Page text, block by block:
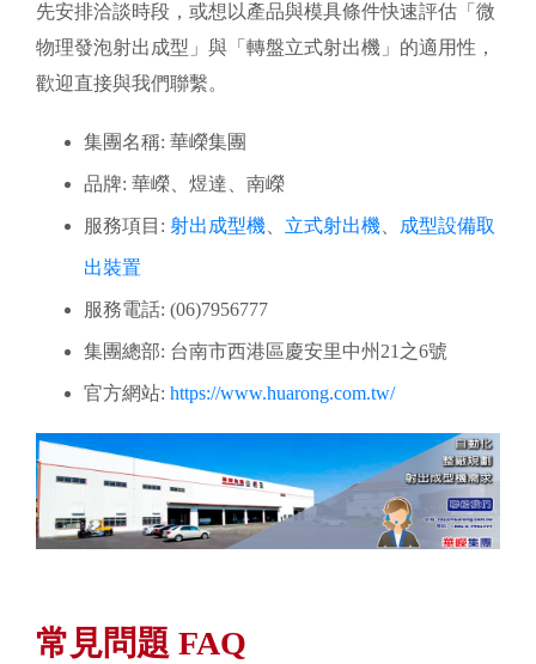
先安排洽談時段，或想以產品與模具條件快速評估「微
物理發泡射出成型」與「轉盤立式射出機」的適用性，
歡迎直接與我們聯繫。
集團名稱: 華嶸集團
品牌: 華嶸、煜達、南嶸
服務項目: 射出成型機 立式射出機 成型設備取
出裝置
服務電話: (06)7956777
集團總部: 台南市西港區慶安里中州21之6號
官方網站: https://www.huarong.com.tw/
常見問題 FAQ